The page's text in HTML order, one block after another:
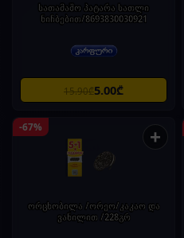
სათამაშო პატარა სათლი
ნიჩბებით/8693830030921
15.90₾5.00₾
-67% +
ორცხობილა /ორეო/კაკაო და
ვანილით /228გრ